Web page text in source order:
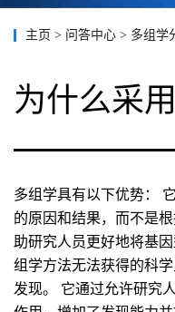
主页 > 问答中心 > 多组学
为什么采
多组学具有以下优势：
的原因和结果，而不是
助研究人员更好地将基
组学方法无法获得的科
发现。 它通过允许研究